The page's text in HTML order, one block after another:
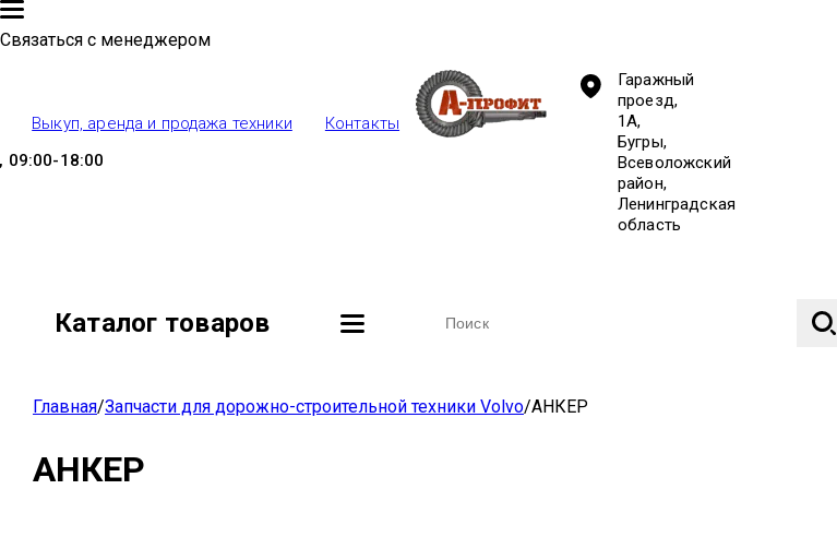
Связаться с менеджером
Выкуп, аренда и продажа техники
Контакты
09:00-18:00
Гаражный
проезд,
1А,
Бугры,
Всеволожский
район,
Ленинградская
область
Каталог товаров
Главная/Запчасти для дорожно-строительной техники Volvo/АНКЕР
АНКЕР